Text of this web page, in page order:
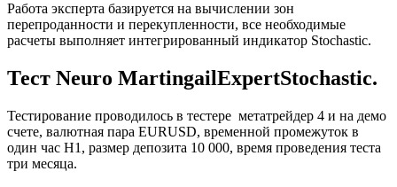
Работа эксперта базируется на вычислении зон
перепроданности и перекупленности, все необходимые
расчеты выполняет интегрированный индикатор Stochastic.
Тест Neuro MartingailExpertStochastic.
Тестирование проводилось в тестере метатрейдер 4 и на демо
счете, валютная пара EURUSD, временной промежуток в
один час Н1, размер депозита 10 000, время проведения теста
три месяца.